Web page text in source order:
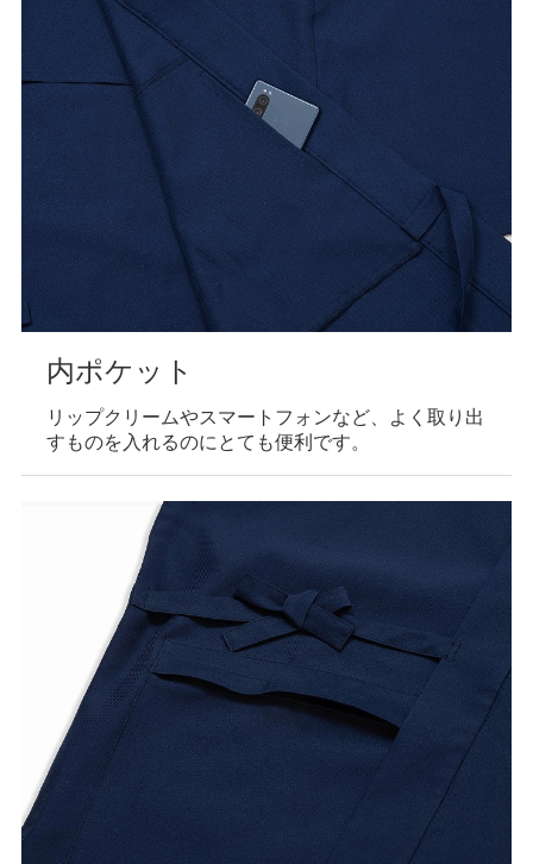
内ポケット
リップクリームやスマートフォンなど、よく取り出
すものを入れるのにとても便利です。